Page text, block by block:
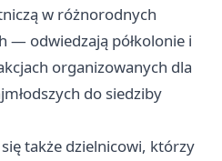
w różnorodnych
— odwiedzają półkolonie i
organizowanych dla
do siedziby
także dzielnicowi, którzy